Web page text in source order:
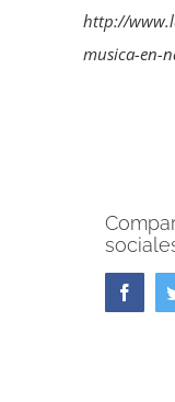
http://
musica-en-